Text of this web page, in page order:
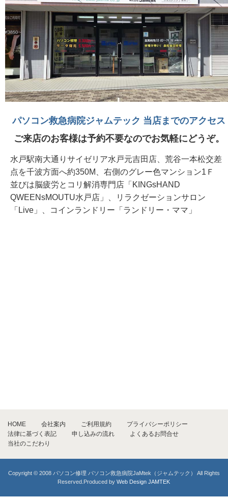
パソコン救急病院ジャムテック 当店までのアクセス
ご来店のお客様は予約不要なのでお気軽にどうぞ。
水戸駅南大通りサイゼリア水戸元吉田店、荒谷一本松交差
点を千波方面へ約350M、右側のグレー色マンション1Ｆ
並びは脳疲労とコリ解消専門店「KINGsHAND
QWEENsMOUTU水戸店」、リラクゼーションサロン
「Live」、コインランドリー「ランドリー・ママ」
HOME 会社案内 ご利用規約
プライバシーポリシー
法律に基づく表記
申し込みの流れ
よくあるお問合せ
当社のこだわり
Copyright © 2008 パソコン修理 パソコン救急病院JaMtek（ジャムテック） All Rights
Reserved.Produced byWeb Design JAMTEK